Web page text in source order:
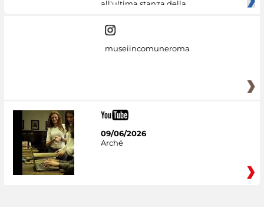
all'ultima stanza della
museiincomuneroma
09/06/2026
Arché